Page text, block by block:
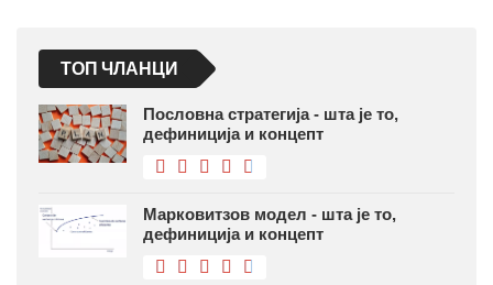
ТОП ЧЛАНЦИ
Пословна стратегија - шта је то,
дефиниција и концепт
Марковитзов модел - шта је то,
дефиниција и концепт